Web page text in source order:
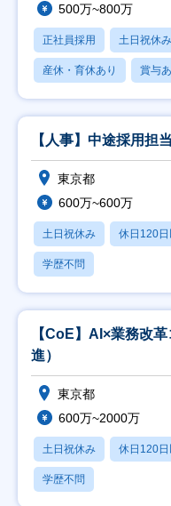
500万~800万
正社員採用 土日祝休み
産休・育休あり 賞与
【人事】中途採用担
東京都
600万~600万
土日祝休み 休日120日
学歴不問
【CoE】AI×業務改
進）
東京都
600万~2000万
土日祝休み 休日120日
学歴不問